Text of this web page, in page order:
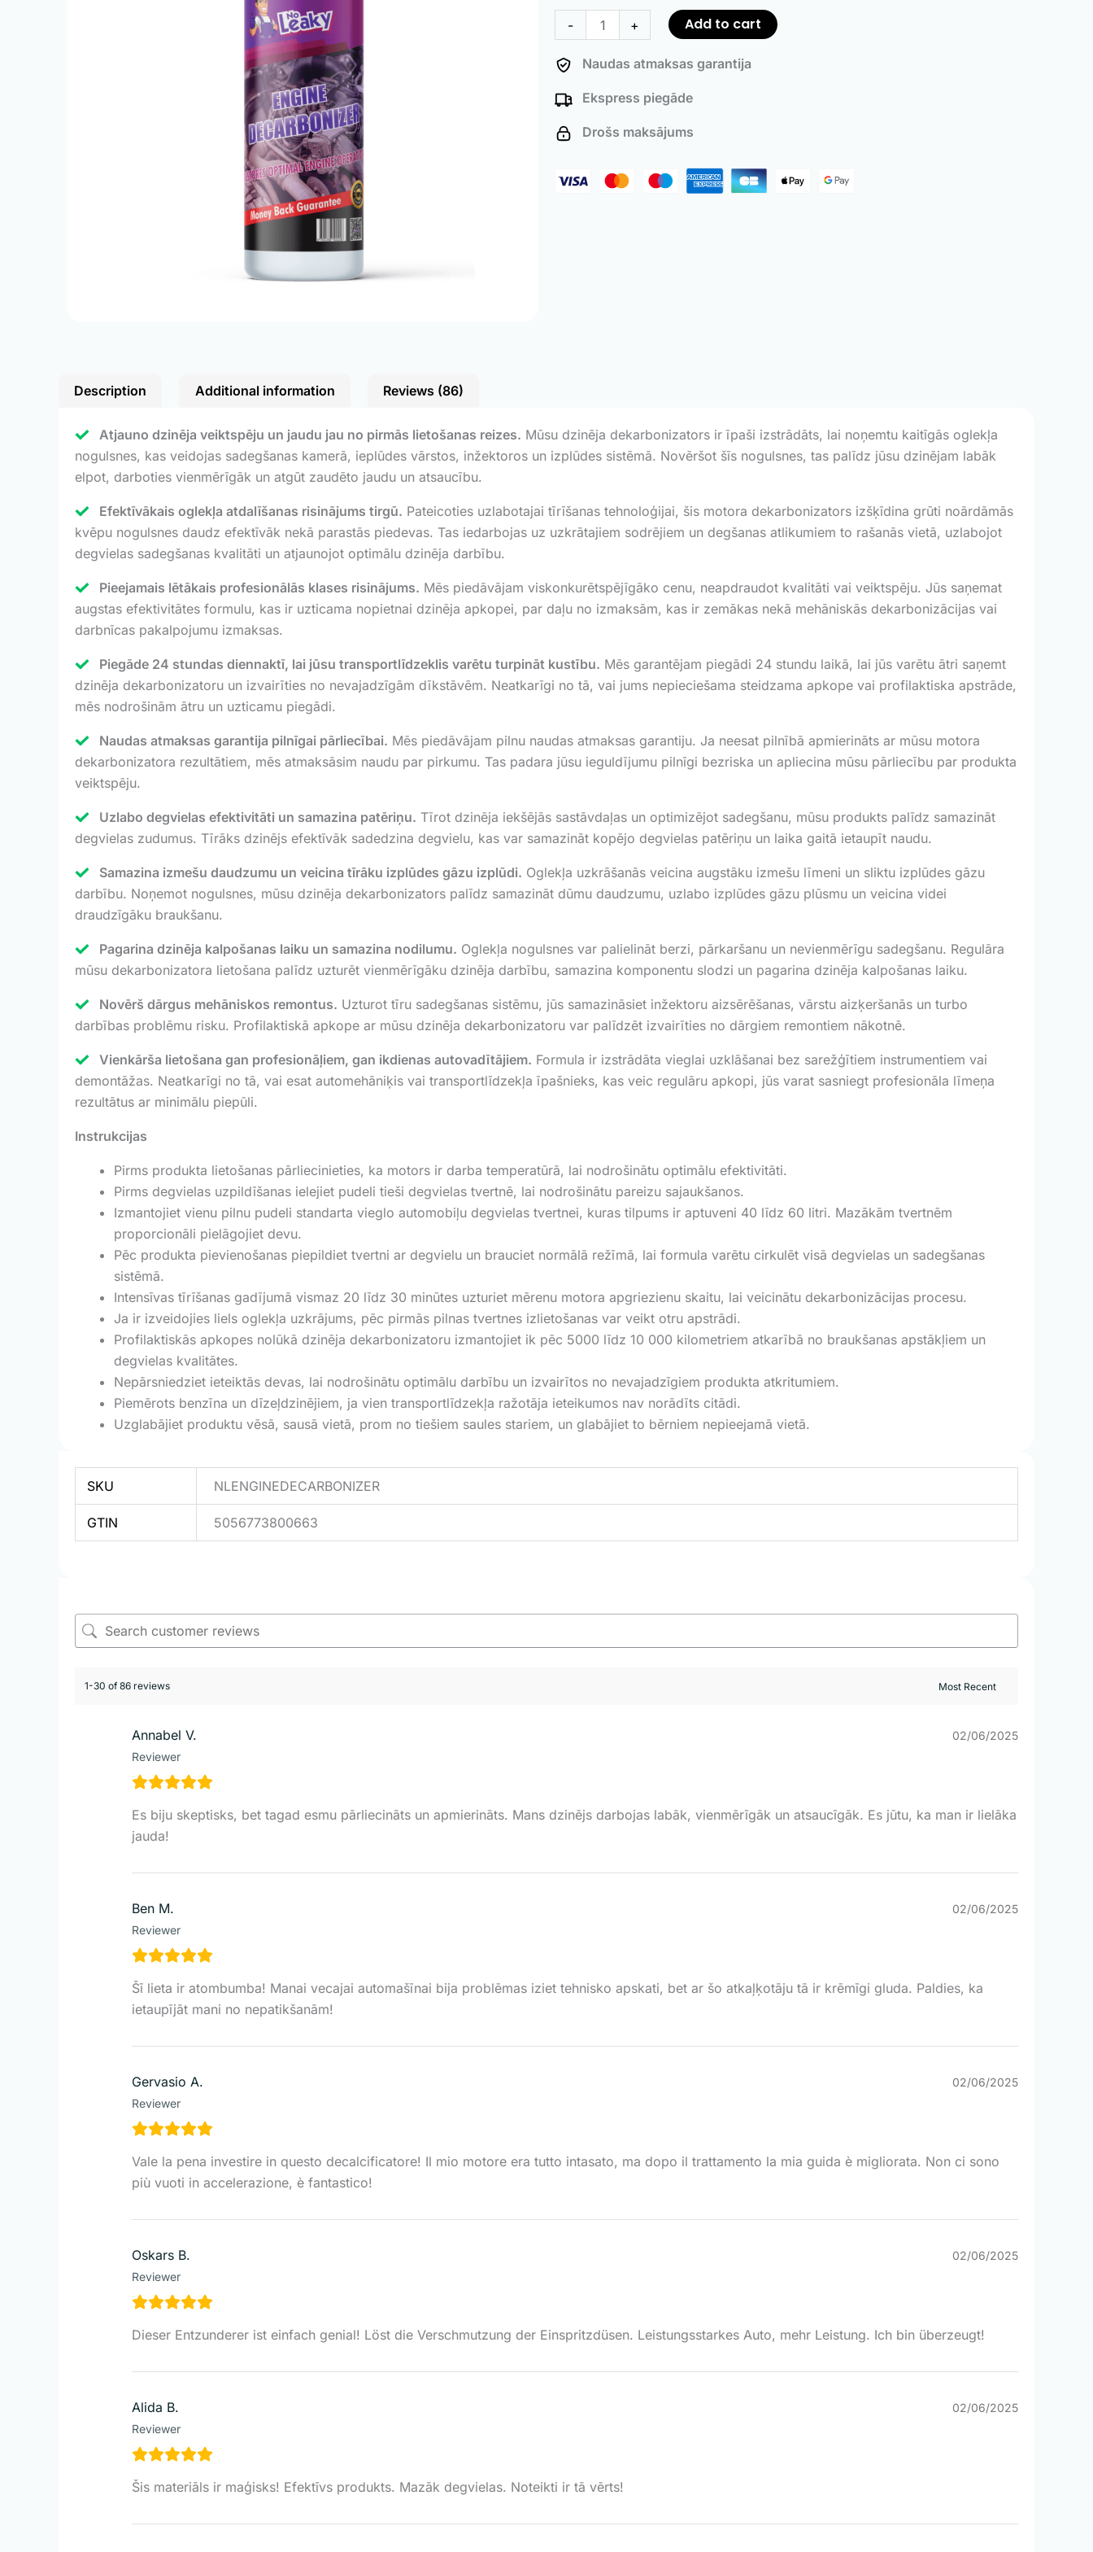
-
Decarbonizer
quantity
+ Add to cart
Naudas atmaksas garantija
Ekspress piegāde
Drošs maksājums
Description Additional information Reviews (86)
Atjauno dzinēja veiktspēju un jaudu jau no pirmās lietošanas reizes. Mūsu dzinēja dekarbonizators ir īpaši izstrādāts, lai noņemtu kaitīgās oglekļa
nogulsnes, kas veidojas sadegšanas kamerā, ieplūdes vārstos, inžektoros un izplūdes sistēmā. Novēršot šīs nogulsnes, tas palīdz jūsu dzinējam labāk
elpot, darboties vienmērīgāk un atgūt zaudēto jaudu un atsaucību.
Efektīvākais oglekļa atdalīšanas risinājums tirgū. Pateicoties uzlabotajai tīrīšanas tehnoloģijai, šis motora dekarbonizators izšķīdina grūti noārdāmās
kvēpu nogulsnes daudz efektīvāk nekā parastās piedevas. Tas iedarbojas uz uzkrātajiem sodrējiem un degšanas atlikumiem to rašanās vietā, uzlabojot
degvielas sadegšanas kvalitāti un atjaunojot optimālu dzinēja darbību.
Pieejamais lētākais profesionālās klases risinājums. Mēs piedāvājam viskonkurētspējīgāko cenu, neapdraudot kvalitāti vai veiktspēju. Jūs saņemat
augstas efektivitātes formulu, kas ir uzticama nopietnai dzinēja apkopei, par daļu no izmaksām, kas ir zemākas nekā mehāniskās dekarbonizācijas vai
darbnīcas pakalpojumu izmaksas.
Piegāde 24 stundas diennaktī, lai jūsu transportlīdzeklis varētu turpināt kustību. Mēs garantējam piegādi 24 stundu laikā, lai jūs varētu ātri saņemt
dzinēja dekarbonizatoru un izvairīties no nevajadzīgām dīkstāvēm. Neatkarīgi no tā, vai jums nepieciešama steidzama apkope vai profilaktiska apstrāde,
mēs nodrošinām ātru un uzticamu piegādi.
Naudas atmaksas garantija pilnīgai pārliecībai. Mēs piedāvājam pilnu naudas atmaksas garantiju. Ja neesat pilnībā apmierināts ar mūsu motora
dekarbonizatora rezultātiem, mēs atmaksāsim naudu par pirkumu. Tas padara jūsu ieguldījumu pilnīgi bezriska un apliecina mūsu pārliecību par produkta
veiktspēju.
Uzlabo degvielas efektivitāti un samazina patēriņu. Tīrot dzinēja iekšējās sastāvdaļas un optimizējot sadegšanu, mūsu produkts palīdz samazināt
degvielas zudumus. Tīrāks dzinējs efektīvāk sadedzina degvielu, kas var samazināt kopējo degvielas patēriņu un laika gaitā ietaupīt naudu.
Samazina izmešu daudzumu un veicina tīrāku izplūdes gāzu izplūdi. Oglekļa uzkrāšanās veicina augstāku izmešu līmeni un sliktu izplūdes gāzu
darbību. Noņemot nogulsnes, mūsu dzinēja dekarbonizators palīdz samazināt dūmu daudzumu, uzlabo izplūdes gāzu plūsmu un veicina videi
draudzīgāku braukšanu.
Pagarina dzinēja kalpošanas laiku un samazina nodilumu. Oglekļa nogulsnes var palielināt berzi, pārkaršanu un nevienmērīgu sadegšanu. Regulāra
mūsu dekarbonizatora lietošana palīdz uzturēt vienmērīgāku dzinēja darbību, samazina komponentu slodzi un pagarina dzinēja kalpošanas laiku.
Novērš dārgus mehāniskos remontus. Uzturot tīru sadegšanas sistēmu, jūs samazināsiet inžektoru aizsērēšanas, vārstu aizķeršanās un turbo
darbības problēmu risku. Profilaktiskā apkope ar mūsu dzinēja dekarbonizatoru var palīdzēt izvairīties no dārgiem remontiem nākotnē.
Vienkārša lietošana gan profesionāļiem, gan ikdienas autovadītājiem. Formula ir izstrādāta vieglai uzklāšanai bez sarežģītiem instrumentiem vai
demontāžas. Neatkarīgi no tā, vai esat automehāniķis vai transportlīdzekļa īpašnieks, kas veic regulāru apkopi, jūs varat sasniegt profesionāla līmeņa
rezultātus ar minimālu piepūli.
Instrukcijas
Pirms produkta lietošanas pārliecinieties, ka motors ir darba temperatūrā, lai nodrošinātu optimālu efektivitāti.
Pirms degvielas uzpildīšanas ielejiet pudeli tieši degvielas tvertnē, lai nodrošinātu pareizu sajaukšanos.
Izmantojiet vienu pilnu pudeli standarta vieglo automobiļu degvielas tvertnei, kuras tilpums ir aptuveni 40 līdz 60 litri. Mazākām tvertnēm
proporcionāli pielāgojiet devu.
Pēc produkta pievienošanas piepildiet tvertni ar degvielu un brauciet normālā režīmā, lai formula varētu cirkulēt visā degvielas un sadegšanas
sistēmā.
Intensīvas tīrīšanas gadījumā vismaz 20 līdz 30 minūtes uzturiet mērenu motora apgriezienu skaitu, lai veicinātu dekarbonizācijas procesu.
Ja ir izveidojies liels oglekļa uzkrājums, pēc pirmās pilnas tvertnes izlietošanas var veikt otru apstrādi.
Profilaktiskās apkopes nolūkā dzinēja dekarbonizatoru izmantojiet ik pēc 5000 līdz 10 000 kilometriem atkarībā no braukšanas apstākļiem un
degvielas kvalitātes.
Nepārsniedziet ieteiktās devas, lai nodrošinātu optimālu darbību un izvairītos no nevajadzīgiem produkta atkritumiem.
Piemērots benzīna un dīzeļdzinējiem, ja vien transportlīdzekļa ražotāja ieteikumos nav norādīts citādi.
Uzglabājiet produktu vēsā, sausā vietā, prom no tiešiem saules stariem, un glabājiet to bērniem nepieejamā vietā.
SKU NLENGINEDECARBONIZER
GTIN 5056773800663
1-30 of 86 reviews
Annabel V.
Reviewer
02/06/2025
Es biju skeptisks, bet tagad esmu pārliecināts un apmierināts. Mans dzinējs darbojas labāk, vienmērīgāk un atsaucīgāk. Es jūtu, ka man ir lielāka
jauda!
Ben M.
Reviewer
02/06/2025
Šī lieta ir atombumba! Manai vecajai automašīnai bija problēmas iziet tehnisko apskati, bet ar šo atkaļķotāju tā ir krēmīgi gluda. Paldies, ka
ietaupījāt mani no nepatikšanām!
Gervasio A.
Reviewer
02/06/2025
Vale la pena investire in questo decalcificatore! Il mio motore era tutto intasato, ma dopo il trattamento la mia guida è migliorata. Non ci sono
più vuoti in accelerazione, è fantastico!
Oskars B.
Reviewer
02/06/2025
Dieser Entzunderer ist einfach genial! Löst die Verschmutzung der Einspritzdüsen. Leistungsstarkes Auto, mehr Leistung. Ich bin überzeugt!
Alida B.
Reviewer
02/06/2025
Šis materiāls ir maģisks! Efektīvs produkts. Mazāk degvielas. Noteikti ir tā vērts!